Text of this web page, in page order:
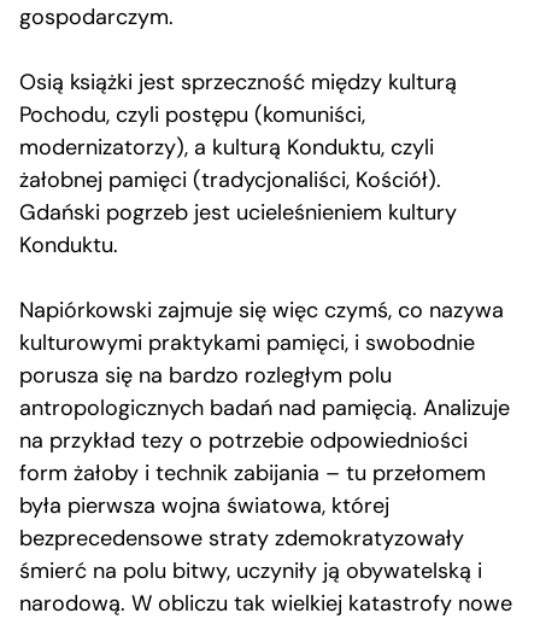
gospodarczym.
Osią książki jest sprzeczność między kulturą
Pochodu, czyli postępu (komuniści,
modernizatorzy), a kulturą Konduktu, czyli
żałobnej pamięci (tradycjonaliści, Kościół).
Gdański pogrzeb jest ucieleśnieniem kultury
Konduktu.
Napiórkowski zajmuje się więc czymś, co nazywa
kulturowymi praktykami pamięci, i swobodnie
porusza się na bardzo rozległym polu
antropologicznych badań nad pamięcią. Analizuje
na przykład tezy o potrzebie odpowiedniości
form żałoby i technik zabijania – tu przełomem
była pierwsza wojna światowa, której
bezprecedensowe straty zdemokratyzowały
śmierć na polu bitwy, uczyniły ją obywatelską i
narodową. W obliczu tak wielkiej katastrofy nowe